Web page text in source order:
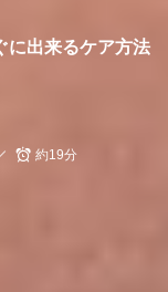
に出来るケア方法
約19分